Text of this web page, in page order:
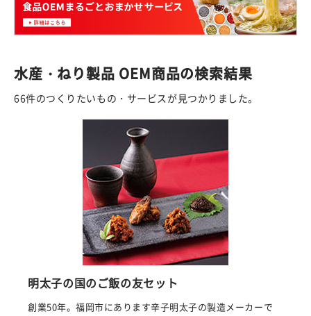
水産・ねり製品 OEM商品の検索結果
66件のつくりたいもの・サービスが見つかりました。
明太子の国のご飯の友セット
創業50年。福岡市にあります辛子明太子の製造メーカーで